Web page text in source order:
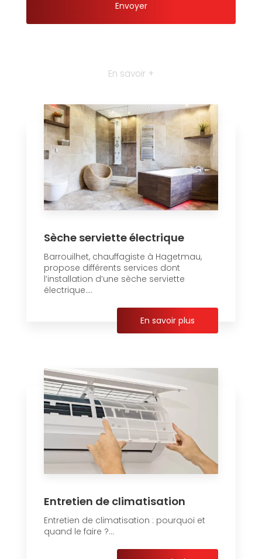
En savoir +
Sèche serviette électrique
Barrouilhet, chauffagiste à Hagetmau,
propose différents services dont
l’installation d’une sèche serviette
électrique....
En savoir plus
Entretien de climatisation
Entretien de climatisation : pourquoi et
quand le faire ?...